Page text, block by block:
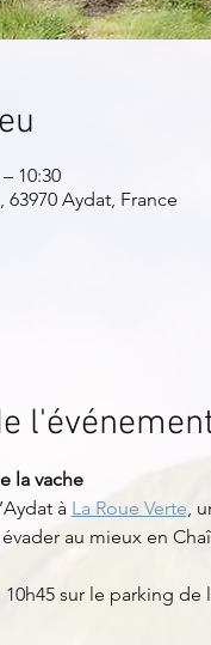
10:30
Aydat, France
la vache
à La Roue Verte,
au mieux en
10h45 sur le parking